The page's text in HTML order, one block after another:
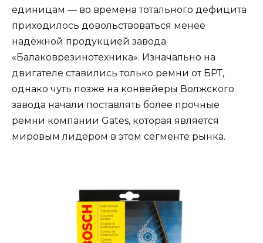
единицам — во времена тотального дефицита
приходилось довольствоваться менее
надёжной продукцией завода
«Балаковрезинотехника». Изначально на
двигателе ставились только ремни от БРТ,
однако чуть позже на конвейеры Волжского
завода начали поставлять более прочные
ремни компании Gates, которая является
мировым лидером в этом сегменте рынка.